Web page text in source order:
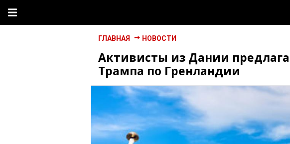
ГЛАВНАЯ НОВОСТИ
Активисты из Дании
Трампа по Гренландии